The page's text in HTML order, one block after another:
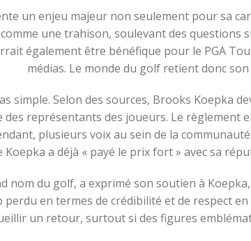
un enjeu majeur non seulement pour sa
une trahison, soulevant des
également être bénéfique pour le PGA
médias. Le monde du golf retient donc
simple. Selon des sources, Brooks Koepka
des représentants des joueurs. Le
plusieurs voix au sein de la
Koepka a déjà « payé le prix fort » avec sa
nom du golf, a exprimé son soutien à
en termes de crédibilité et de respect
un retour, surtout si des figures